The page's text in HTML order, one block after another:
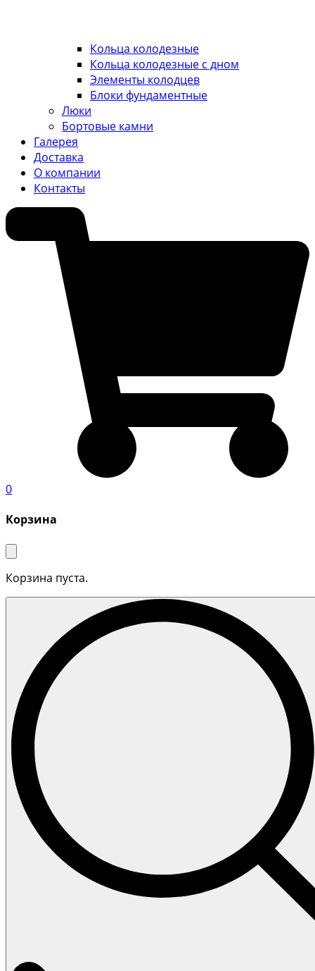
Кольца колодезные
Кольца колодезные с дном
Элементы колодцев
Блоки фундаментные
Люки
Бортовые камни
Галерея
Доставка
О компании
Контакты
0
Корзина
Корзина пуста.